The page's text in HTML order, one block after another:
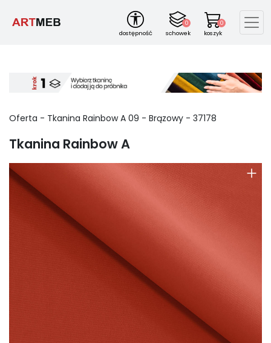
dostępność
0
schowek
0
koszyk
Oferta - Tkanina Rainbow A 09 - Brązowy - 37178
Tkanina Rainbow A
+